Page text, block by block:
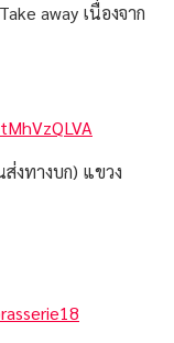
away เนื่องจาก
งทางบก) แขวง